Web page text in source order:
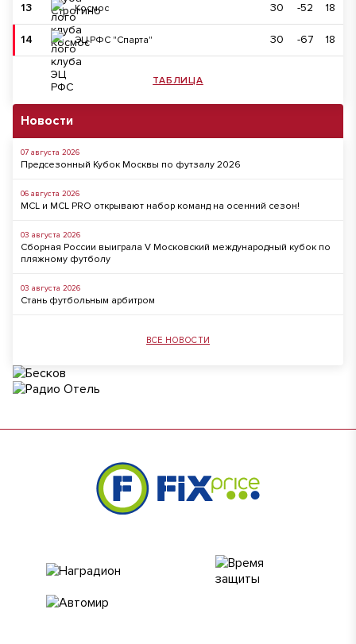
13 Космос 30 -52 18
14 ЭЦ РФС "Спарта" 30 -67 18
ТАБЛИЦА
Новости
07 августа 2026
Предсезонный Кубок Москвы по футзалу 2026
06 августа 2026
MCL и MCL PRO открывают набор команд на осенний сезон!
03 августа 2026
Сборная России выиграла V Московский международный кубок по
пляжному футболу
03 августа 2026
Стань футбольным арбитром
ВСЕ НОВОСТИ